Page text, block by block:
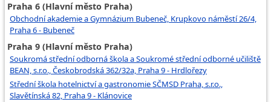
Praha 6 (Hlavní město Praha)
Obchodní akademie a Gymnázium Bubeneč, Krupkovo náměstí 26/4,
Praha 6 - Bubeneč
Praha 9 (Hlavní město Praha)
Soukromá střední odborná škola a Soukromé střední odborné učiliště
BEAN, s.r.o., Českobrodská 362/32a, Praha 9 - Hrdlořezy
Střední škola hotelnictví a gastronomie SČMSD Praha, s.r.o.,
Slavětínská 82, Praha 9 - Klánovice